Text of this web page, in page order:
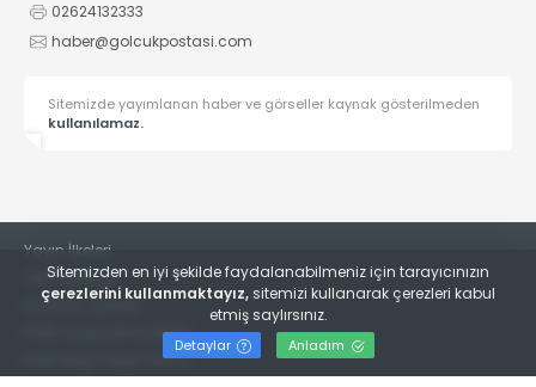
02624132333
haber@golcukpostasi.com
Sitemizde yayımlanan haber ve görseller kaynak gösterilmeden
kullanılamaz.
Yayın İlkeleri
Veri Politikası
Kullanım Şartları
KVKK Aydınlatma Metni
KVKK Bilgi Talep Formu
Sitemizden en iyi şekilde faydalanabilmeniz için tarayıcınızın
çerezlerini kullanmaktayız, sitemizi kullanarak çerezleri kabul
etmiş saylırsınız.
Detaylar Anladım